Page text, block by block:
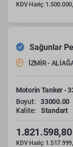
KDV Hariç:
Sağunlar
İZMİR -
Motorin Tanker -
Boyut:
33000.00
Kalite:
Standart
KDV Hariç: